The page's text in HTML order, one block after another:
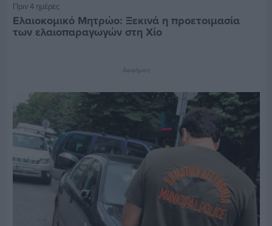
Πριν 4 ημέρες
Ελαιοκομικό Μητρώο: Ξεκινά η προετοιμασία
των ελαιοπαραγωγών στη Χίο
Διαφήμιση